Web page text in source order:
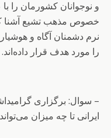
و نوجوانان کشورمان را
خصوص مذهب تشیع آشنا
نرم دشمنان آگاه و
را مورد هدف قرار داده‌اند.
– سوال: برگزاری
ایرانی تا چه میزان